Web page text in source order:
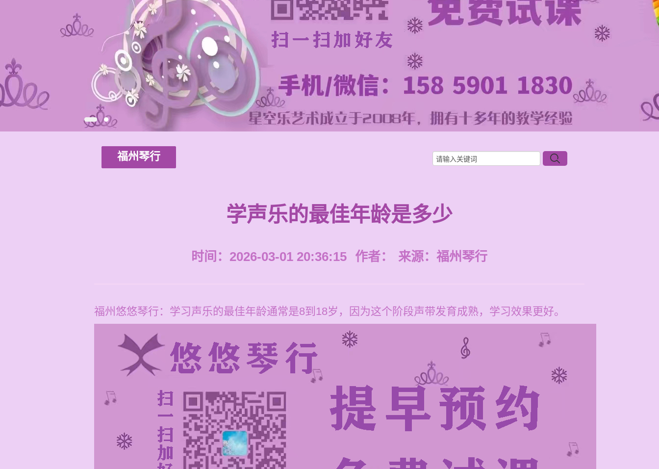
福州琴行
学声乐的最佳年龄是多少
时间：2026-03-01 20:36:15 作者： 来源： 福州琴行
福州悠悠琴行：学习声乐的最佳年龄通常是8到18岁，因为这个阶段声带发育成熟，学习效果更好。